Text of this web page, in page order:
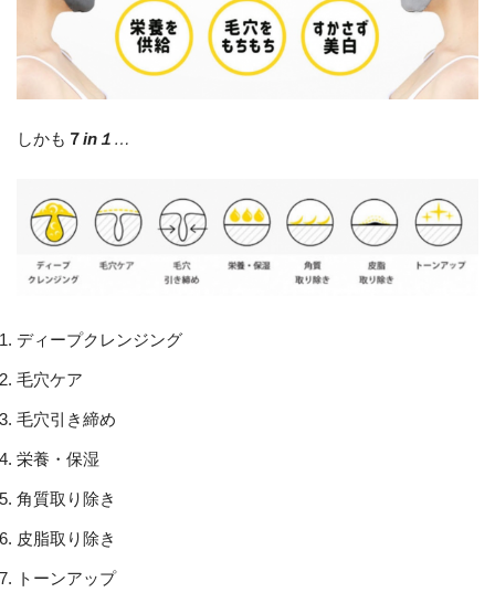
しかも ７in１ …
ディープクレンジング
毛穴ケア
毛穴引き締め
栄養・保湿
角質取り除き
皮脂取り除き
トーンアップ